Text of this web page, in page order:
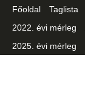
Főoldal Taglista
2022. évi mérleg
2025. évi mérleg